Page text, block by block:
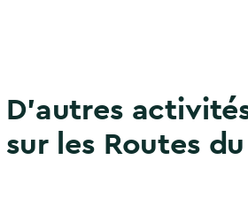
D'autres
sur les Routes